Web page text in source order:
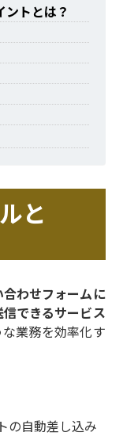
トとは？
と
わせフォームに
できるサービス
業務を効率化す
の自動差し込み